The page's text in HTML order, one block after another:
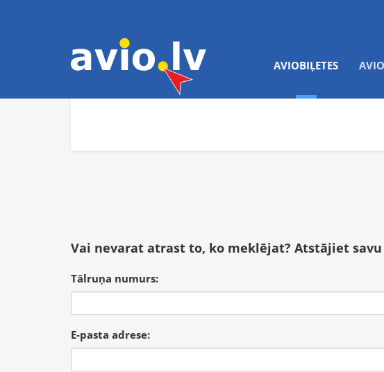
AVIOBIĻETES
Vai nevarat atrast to, ko meklējat? Atstājiet
Tālruņa numurs:
E-pasta adrese: